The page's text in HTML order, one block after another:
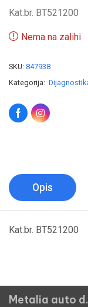
Kat.br. BT521200
Nema na zalihi
SKU: 847938
Kategorija:
Opis
Kat.br. BT521200
Metalia auto